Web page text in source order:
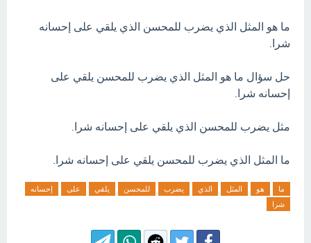
ما هو المثل الذي يضرب للمحسن الذي يلقي على إحسانه
شرا.
حل سؤال ما هو المثل الذي يضرب للمحسن يلقي على
إحسانه شرا.
مثل يضرب للمحسن الذي يلقي على إحسانه شرا.
ما المثل الذي يضرب للمحسن يلقي على إحسانه شرا.
ما هو المثل الذي يضرب للمحسن يلقي على
إحسانه
شرا